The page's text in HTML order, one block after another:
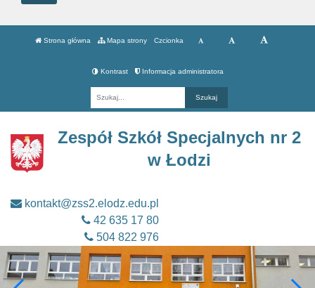
Strona główna Mapa strony Czcionka
Kontrast Informacja administratora
Zespół Szkół Specjalnych nr 2
w Łodzi
kontakt@zss2.elodz.edu.pl
42 635 17 80
504 822 976